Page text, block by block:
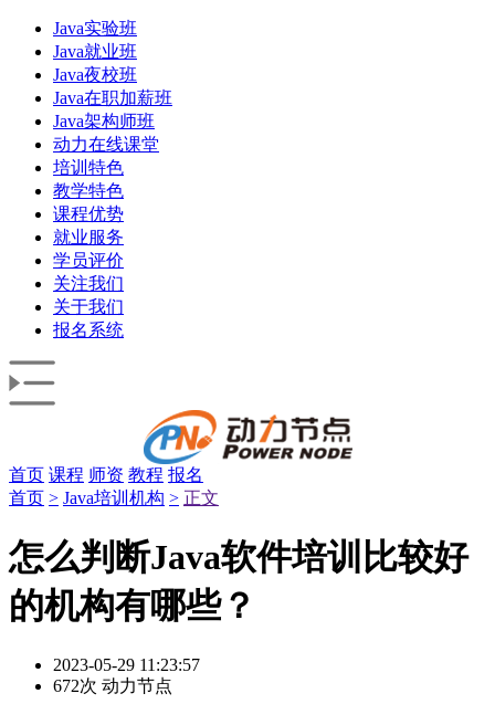
Java实验班
Java就业班
Java夜校班
Java在职加薪班
Java架构师班
动力在线课堂
培训特色
教学特色
课程优势
就业服务
学员评价
关注我们
关于我们
报名系统
首页 课程 师资 教程 报名
首页 > Java培训机构 > 正文
怎么判断Java软件培训比较好
的机构有哪些？
2023-05-29 11:23:57
672次 动力节点